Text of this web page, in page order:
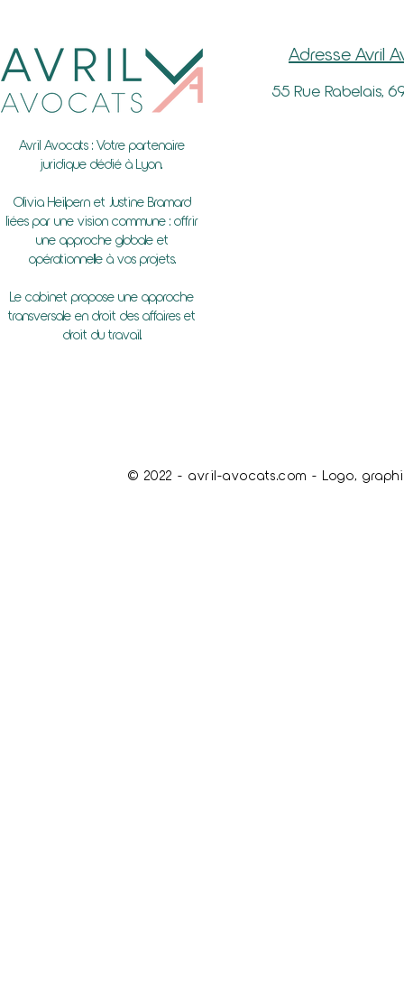
Avril Avocats : Votre partenaire
juridique dédié à Lyon.
Olivia Heilpern et Justine Bramard
liées par une vision commune : offrir
une approche globale et
opérationnelle à vos projets.
Le cabinet propose une approche
transversale en droit des affaires et
droit du travail.
Adresse Avril
55 Rue Rabelais,
© 2022 - avril-avocats.com - Logo,